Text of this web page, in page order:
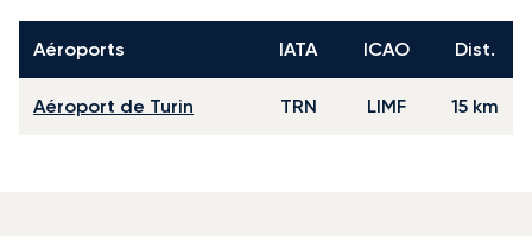
Aéroports IATA ICAO Dist.
Aéroport de Turin TRN LIMF 15 km